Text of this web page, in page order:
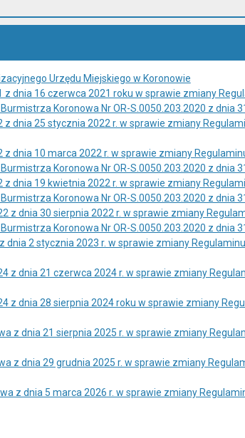
Urzędu Miejskiego w Koronowie
dnia 16 czerwca 2021 roku w sprawie zmiany
Koronowa Nr OR-S.0050.203.2020 z dnia
dnia 25 stycznia 2022 r. w sprawie zmiany
dnia 10 marca 2022 r. w sprawie zmiany
Koronowa Nr OR-S.0050.203.2020 z dnia
dnia 19 kwietnia 2022 r. w sprawie zmiany
Koronowa Nr OR-S.0050.203.2020 z dnia
z dnia 30 sierpnia 2022 r. w sprawie zmiany
Koronowa Nr OR-S.0050.203.2020 z dnia
2 stycznia 2023 r. w sprawie zmiany
z dnia 21 czerwca 2024 r. w sprawie zmiany
z dnia 28 sierpnia 2024 roku w sprawie zmiany
z dnia 21 sierpnia 2025 r. w sprawie zmiany
z dnia 29 grudnia 2025 r. w sprawie zmiany
z dnia 5 marca 2026 r. w sprawie zmiany